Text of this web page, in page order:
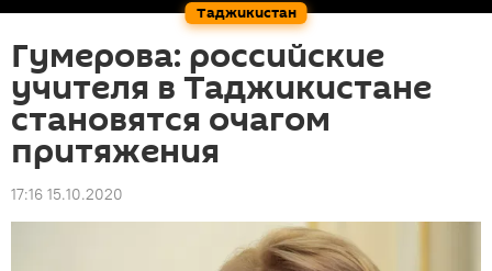
Таджикистан
Гумерова: российские
учителя в Таджикистане
становятся очагом
притяжения
17:16 15.10.2020